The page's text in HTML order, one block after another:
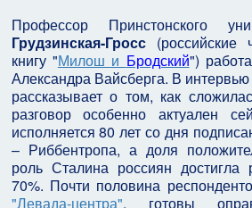
Профессор Принстонского
Грудзинская-Гросс(российские
книгу "Милош и Бродский")
Александра Вайсберга. В
рассказывает о том, как
разговор особенно актуален
исполняется 80 лет со дня
– Риббентропа, а доля
роль Сталина россиян достигла
70%. Почти половина
"Левада-центра", готовы